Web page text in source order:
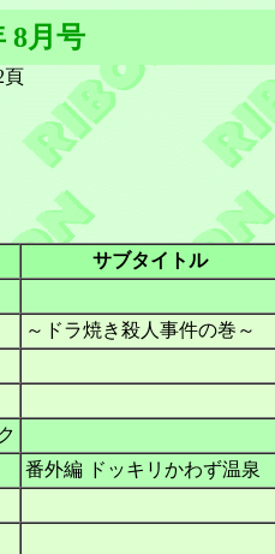
8月号
頁
サブタイトル
～ドラ焼き殺人事件の巻～
番外編 ドッキリかわず温泉